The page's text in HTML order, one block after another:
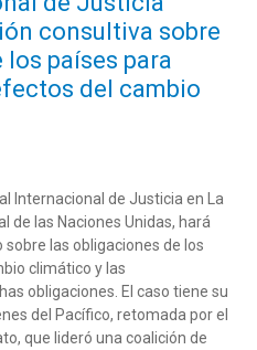
consultiva sobre
países para
del cambio
Internacional de Justicia en La
de las Naciones Unidas, hará
las obligaciones de los
climático y las
obligaciones. El caso tiene su
del Pacífico, retomada por el
, que lideró una coalición de